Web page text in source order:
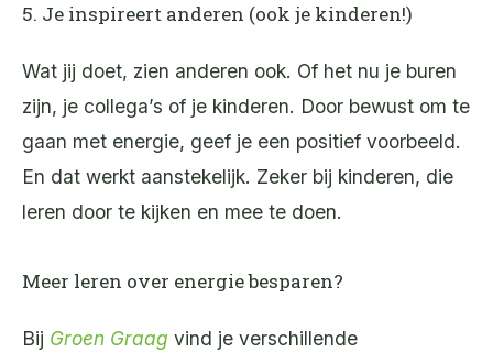
5. Je inspireert anderen (ook je kinderen!)
Wat jij doet, zien anderen ook. Of het nu je buren
zijn, je collega’s of je kinderen. Door bewust om te
gaan met energie, geef je een positief voorbeeld.
En dat werkt aanstekelijk. Zeker bij kinderen, die
leren door te kijken en mee te doen.
Meer leren over energie besparen?
Bij Groen Graag vind je verschillende